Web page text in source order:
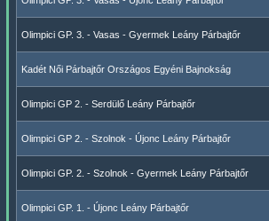
Olimpici GP. 3. - Vasas - Gyermek Leány Párbajtőr
Kadét Női Párbajtőr Országos Egyéni Bajnokság
Olimpici GP 2. - Serdülő Leány Párbajtőr
Olimpici GP 2. - Szolnok - Újonc Leány Párbajtőr
Olimpici GP. 2. - Szolnok - Gyermek Leány Párbajtőr
Olimpici GP. 1. - Újonc Leány Párbajtőr